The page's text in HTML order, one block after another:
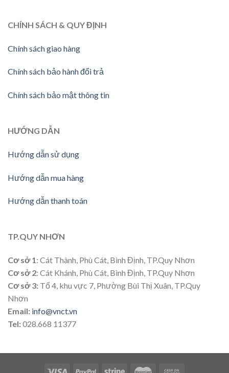
CHÍNH SÁCH & QUY ĐỊNH
Chính sách giao hàng
Chính sách bảo hành đổi trả
Chính sách bảo mật thông tin
HƯỚNG DẪN
Hướng dẫn sử dụng
Hướng dẫn mua hàng
Hướng dẫn thanh toán
TP.QUY NHƠN
Cơ sở 1: Cát Thành, Phù Cát, Bình Định, TP.Quy Nhơn
Cơ sở 2: Cát Khánh, Phù Cát, Bình Định, TP.Quy Nhơn
Cơ sở 3: Tổ 4, khu vực 7, Phường Bùi Thị Xuân, TP.Quy
Nhơn
Email: info@vnct.vn
Tel:028.668 11377